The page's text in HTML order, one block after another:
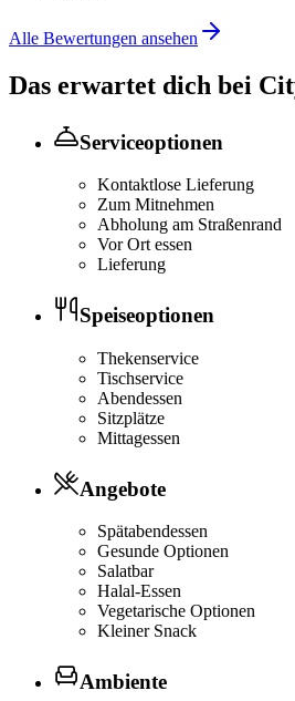
Alle Bewertungen ansehen
Das erwartet dich bei
Serviceoptionen
Kontaktlose Lieferung
Zum Mitnehmen
Abholung am Straßenrand
Vor Ort essen
Lieferung
Speiseoptionen
Thekenservice
Tischservice
Abendessen
Sitzplätze
Mittagessen
Angebote
Spätabendessen
Gesunde Optionen
Salatbar
Halal-Essen
Vegetarische Optionen
Kleiner Snack
Ambiente